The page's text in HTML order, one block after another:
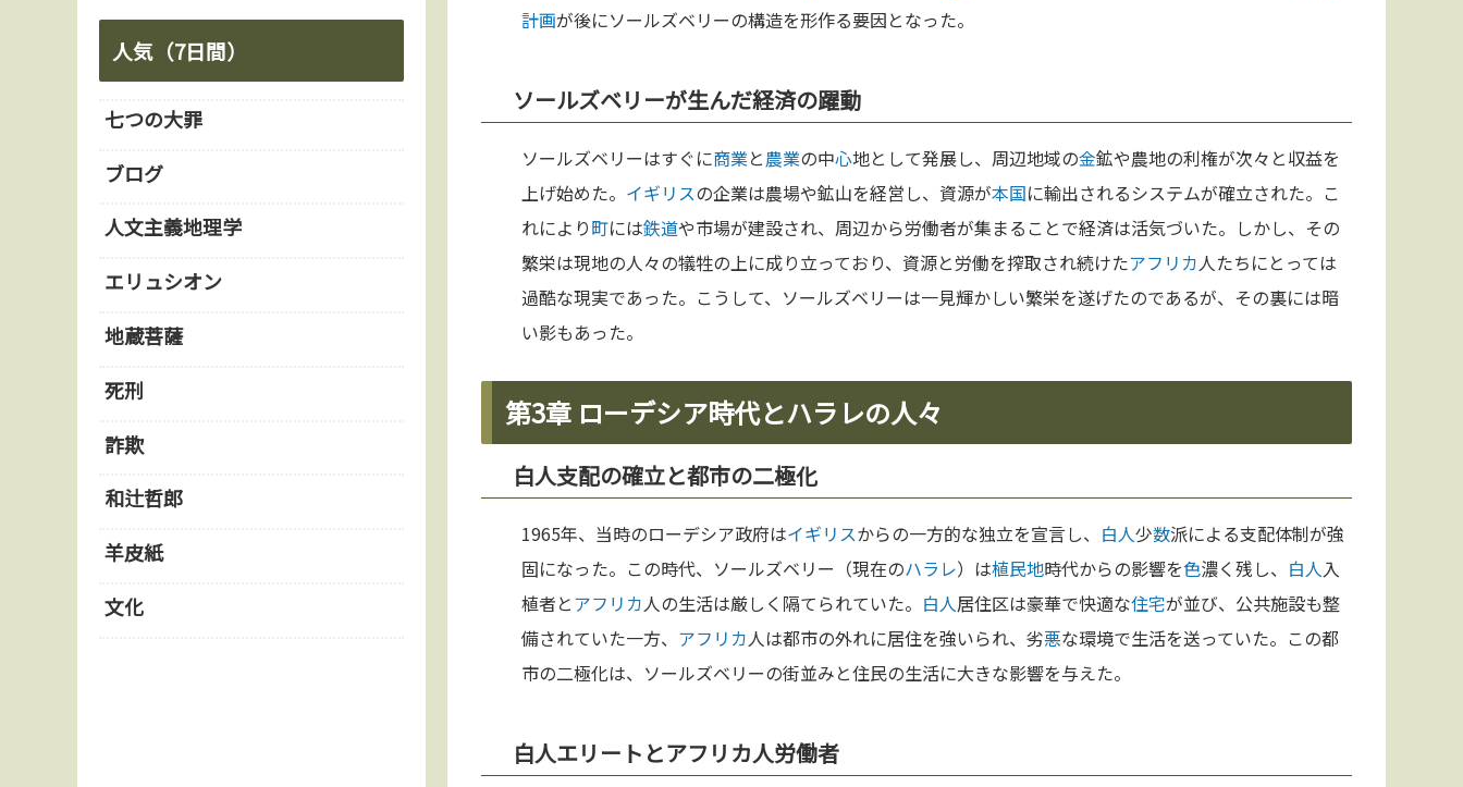
計画が後にソールズベリーの構造を形作る要因となった。
ソールズベリーが生んだ経済の躍動
ソールズベリーはすぐに商業と農業の中心地として発展し、周辺地域の金鉱や農地の利権が次々と収益を
上げ始めた。 イギリスの企業は農場や鉱山を経営し、資源が本国に輸出されるシステムが確立された。こ
れにより町には鉄道や市場が建設され、周辺から労働者が集まることで経済は活気づいた。しかし、その
繁栄は現地の人々の犠牲の上に成り立っており、資源と労働を搾取され続けたアフリカ人たちにとっては
過酷な現実であった。こうして、ソールズベリーは一見輝かしい繁栄を遂げたのであるが、その裏には暗
い影もあった。
第3章 ローデシア時代とハラレの人々
白人支配の確立と都市の二極化
1965年、当時のローデシア政府はイギリスからの一方的な独立を宣言し、 白人少数派による支配体制が強
固になった。この時代、ソールズベリー（現在のハラレ）は植民地時代からの影響を色濃く残し、 白人入
植者とアフリカ人の生活は厳しく隔てられていた。 白人居住区は豪華で快適な住宅が並び、公共施設も整
備されていた一方、 アフリカ人は都市の外れに居住を強いられ、劣悪な環境で生活を送っていた。この都
市の二極化は、ソールズベリーの街並みと住民の生活に大きな影響を与えた。
白人エリートとアフリカ人労働者
人気（7日間）
七つの大罪
ブログ
人文主義地理学
エリュシオン
地蔵菩薩
死刑
詐欺
和辻哲郎
羊皮紙
文化